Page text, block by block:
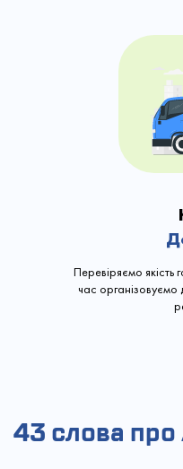
Перевіряємо якість
час організовуємо
43 слова